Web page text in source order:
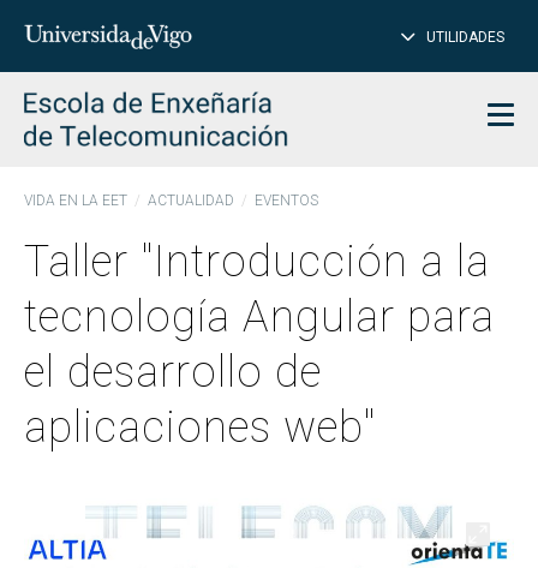
Insertar
para
buscar
UTILIDADES
VIDA EN LA EET ACTUALIDAD EVENTOS
Taller "Introducción a la
tecnología Angular para
el desarrollo de
aplicaciones web"